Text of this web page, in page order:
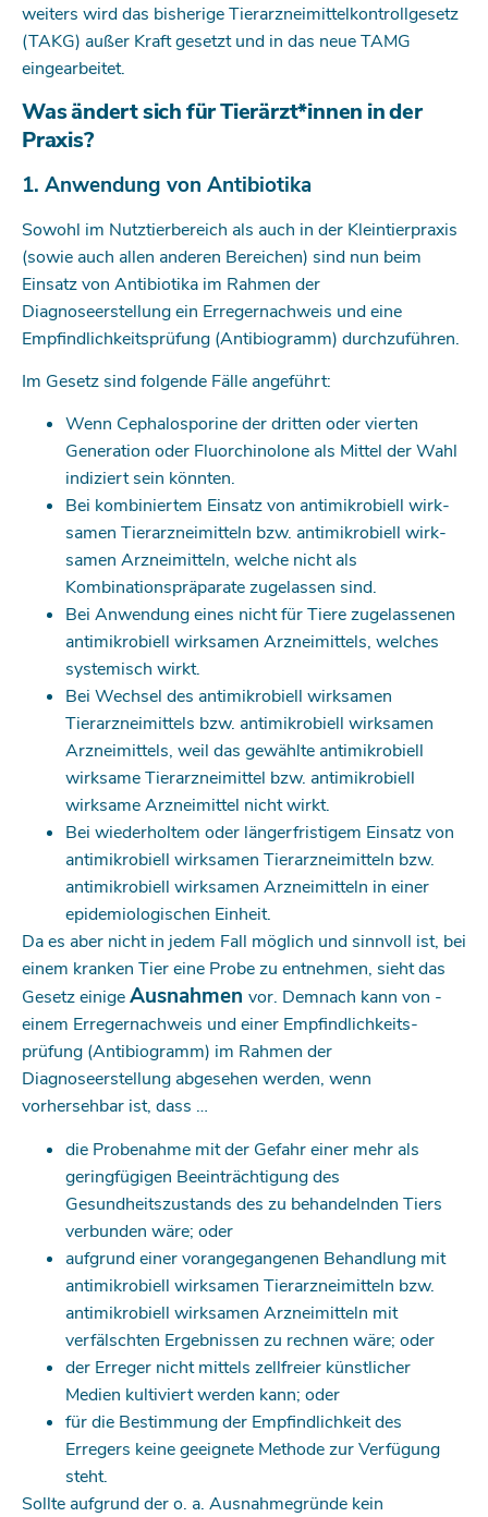
weiters wird das bisherige Tierarzneimittelkontrollgesetz
(TAKG) außer Kraft gesetzt und in das neue TAMG
eingearbeitet.
Was ändert sich für Tierärzt*innen in der
Praxis?
1. Anwendung von Antibiotika
Sowohl im Nutztierbereich als auch in der Kleintierpraxis
(sowie auch allen anderen Bereichen) sind nun beim
Einsatz von Antibiotika im Rahmen der
Diagnoseerstellung ein Erregernachweis und eine
Empfindlichkeitsprüfung (Antibiogramm) durchzuführen.
Im Gesetz sind folgende Fälle angeführt:
Wenn Cephalosporine der dritten oder vierten
Generation oder Fluorchinolone als Mittel der Wahl
indiziert sein könnten.
Bei kombiniertem Einsatz von antimikrobiell wirk­
samen Tierarzneimitteln bzw. antimikrobiell wirk­
samen Arzneimitteln, welche nicht als
Kombinationspräparate zugelassen sind.
Bei Anwendung eines nicht für Tiere zugelassenen
antimikrobiell wirksamen Arzneimittels, welches
systemisch wirkt.
Bei Wechsel des antimikrobiell wirksamen
Tierarzneimittels bzw. antimikrobiell wirksamen
Arzneimittels, weil das gewählte antimikrobiell
wirksame Tierarzneimittel bzw. antimikrobiell
wirksame Arzneimittel nicht wirkt.
Bei wiederholtem oder längerfristigem Einsatz von
antimikrobiell wirksamen Tierarzneimitteln bzw.
antimikrobiell wirksamen Arzneimitteln in einer
epidemiologischen Einheit.
Da es aber nicht in jedem Fall möglich und sinnvoll ist, bei
einem kranken Tier eine Probe zu entnehmen, sieht das
Gesetz einigeAusnahmen vor. Demnach kann von ­
einem Erregernachweis und einer Empfindlichkeits­
prüfung (Anti­biogramm) im Rahmen der
Diagnoseerstellung abgesehen werden, wenn
vorhersehbar ist, dass …
die Probenahme mit der Gefahr einer mehr als
geringfügigen Beeinträchtigung des
Gesundheitszustands des zu behandelnden Tiers
verbunden wäre; oder
aufgrund einer vorangegangenen Behandlung mit
antimikrobiell wirksamen Tierarzneimitteln bzw.
antimikrobiell wirksamen Arzneimitteln mit
verfälschten Ergebnissen zu rechnen wäre; oder
der Erreger nicht mittels zellfreier künstlicher
Medien kultiviert werden kann; oder
für die Bestimmung der Empfindlichkeit des
Erregers keine geeignete Methode zur Verfügung
steht.
Sollte aufgrund der o. a. Ausnahmegründe kein